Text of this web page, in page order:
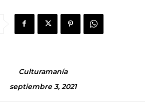
Culturamanía
septiembre 3, 2021